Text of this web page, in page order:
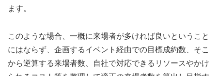
ます。
このような場合、一概に来場者が多ければ良いということ
にはならず、企画するイベント経由での目標成約数、そこ
から逆算する来場者数、自社で対応できるリソースやかけ